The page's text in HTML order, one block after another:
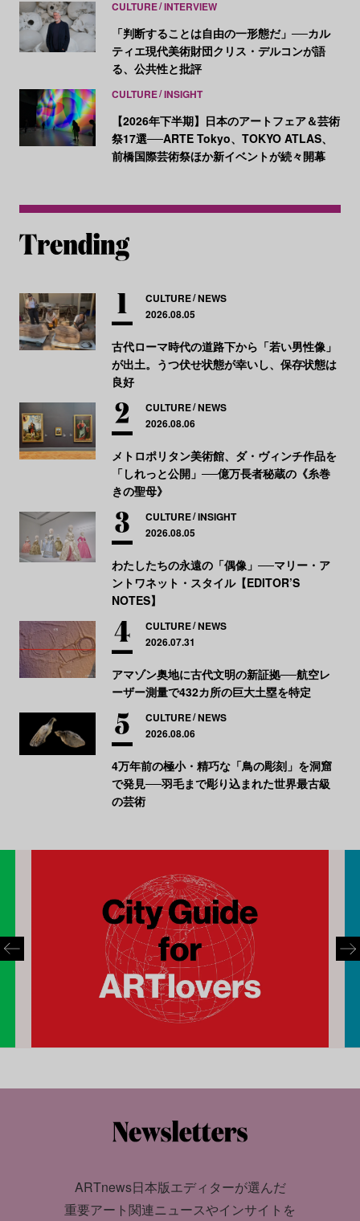
CULTURE INTERVIEW
「判断することは自由の一形態だ」──カル
ティエ現代美術財団クリス・デルコンが語
る、公共性と批評
CULTURE INSIGHT
【2026年下半期】日本のアートフェア＆芸術
祭17選──ARTE Tokyo、TOKYO ATLAS、
前橋国際芸術祭ほか新イベントが続々開幕
CULTURE NEWS
2026.08.05
古代ローマ時代の道路下から「若い男性像」
が出土。うつ伏せ状態が幸いし、保存状態は
良好
CULTURE NEWS
2026.08.06
メトロポリタン美術館、ダ・ヴィンチ作品を
「しれっと公開」──億万長者秘蔵の《糸巻
きの聖母》
CULTURE INSIGHT
2026.08.05
わたしたちの永遠の「偶像」──マリー・ア
ントワネット・スタイル【EDITOR’S
NOTES】
CULTURE NEWS
2026.07.31
アマゾン奥地に古代文明の新証拠──航空レ
ーザー測量で432カ所の巨大土塁を特定
CULTURE NEWS
2026.08.06
4万年前の極小・精巧な「鳥の彫刻」を洞窟
で発見──羽毛まで彫り込まれた世界最古級
の芸術
ARTnews日本版エディターが選んだ
重要アート関連ニュースやインサイトを